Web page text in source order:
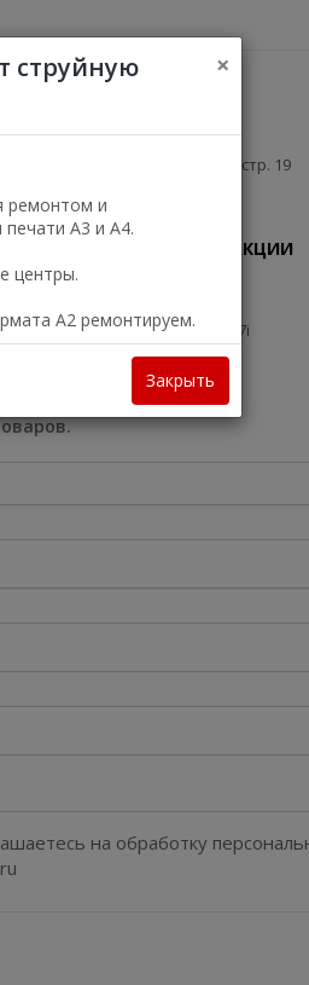
9:00—18:00
г. Москва, ул. Электродная, д. 11, стр. 19
АКЦИИ
МФУ Canon i-SENSYS X C1127i
на обработку
струйную
×
ремонтом и
А3 и А4.
центры.
А2 ремонтируем.
Закрыть